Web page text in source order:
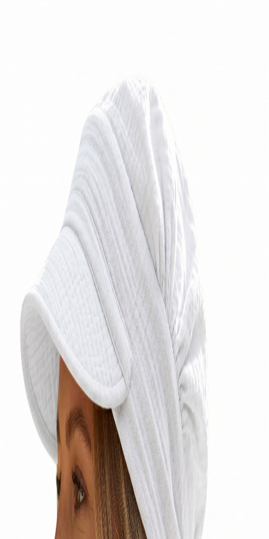
Wysyłka w 24h
Opis produktu
Lekka i przewiewna chusta z daszkiem od Eva Design,
wykonana z delikatnej bawełny muślinowej. Zapewnia
komfort i wygodę kobietom po utracie włosów, także po
chemioterapii. Elastyczna gumka oraz troczki
umożliwiają idealne dopasowanie, a praktyczny daszek
chroni głowę przed słońcem i promieniami UV. Produkt
uszyty w Polsce z dbałością o każdy detal.
Skład i materiał
100%bawełna muślin
DESIGN
Tworzymy unikalne nakrycia głowy, łącząc komfort z
wyjątkowym stylem. Dbamy o każdy detal, abyś czuła
się pięknie każdego dnia.